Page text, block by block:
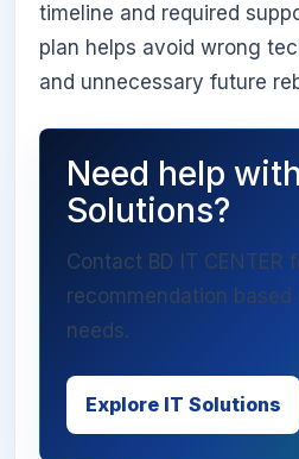
timeline and required
plan helps avoid wrong
and unnecessary future
Need help
Solutions?
Contact BD IT CENTER
recommendation
needs.
Explore IT Solutions